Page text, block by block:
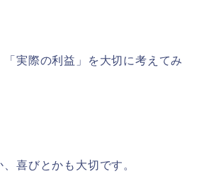
実際の利益」を大切に考えてみ
喜びとかも大切です。